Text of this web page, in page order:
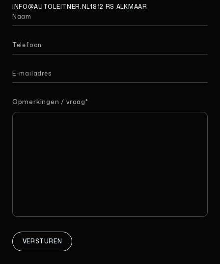
INFO@AUTOLEITNER.NL1812 RS ALKMAAR
Opmerkingen / vraag*
VERSTUREN